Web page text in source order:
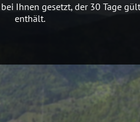
Ihnen gesetzt, der 30 Tage
enthält.